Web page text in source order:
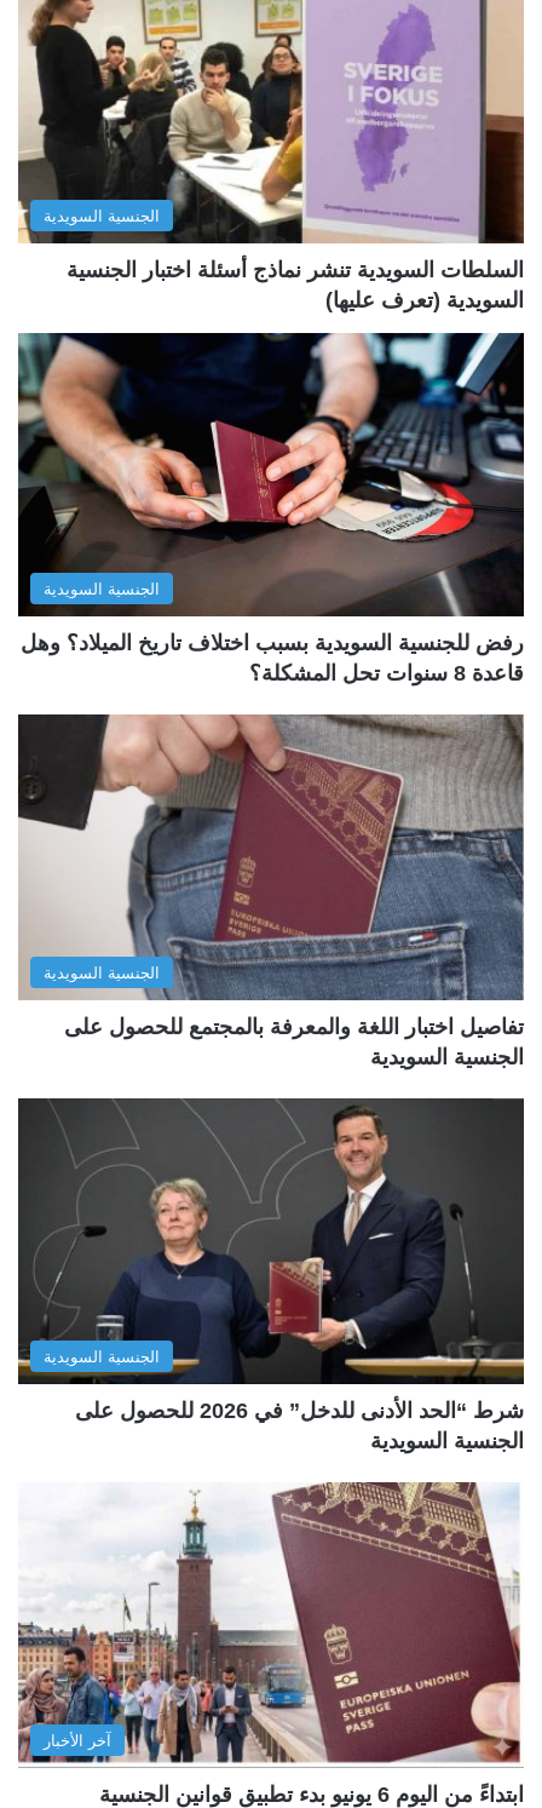
ا
س
ا
ب
ق
ة
ة
ا
ل
ت
ا
ل
ي
الجنسية السويدية
السلطات السويدية تنشر نماذج أسئلة اختبار الجنسية
السويدية (تعرف عليها)
الجنسية السويدية
رفض للجنسية السويدية بسبب اختلاف تاريخ الميلاد؟ وهل
قاعدة 8 سنوات تحل المشكلة؟
الجنسية السويدية
تفاصيل اختبار اللغة والمعرفة بالمجتمع للحصول على
الجنسية السويدية
الجنسية السويدية
شرط “الحد الأدنى للدخل” في 2026 للحصول على
الجنسية السويدية
آخر الأخبار
ابتداءً من اليوم 6 يونيو بدء تطبيق قوانين الجنسية